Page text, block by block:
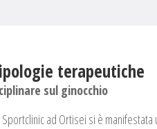
terapeutiche
sul ginocchio
ad Ortisei si è manifestata